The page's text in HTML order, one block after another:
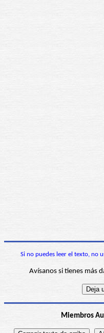
Si no puedes leer el texto, no
Avísanos si tienes más
Miembros